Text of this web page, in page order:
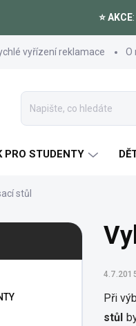
⭐ AKCE
vyřízení reklamace O
PRO STUDENTY
stůl
Při
stůl